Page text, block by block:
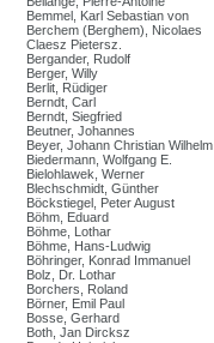
Bemmel, Karl Sebastian von
Berchem (Berghem), Nicolaes
Claesz Pietersz.
Bergander, Rudolf
Berger, Willy
Berlit, Rüdiger
Berndt, Carl
Berndt, Siegfried
Beutner, Johannes
Beyer, Johann Christian Wilhelm
Biedermann, Wolfgang E.
Bielohlawek, Werner
Blechschmidt, Günther
Böckstiegel, Peter August
Böhm, Eduard
Böhme, Lothar
Böhme, Hans-Ludwig
Böhringer, Konrad Immanuel
Bolz, Dr. Lothar
Borchers, Roland
Börner, Emil Paul
Bosse, Gerhard
Both, Jan Dircksz